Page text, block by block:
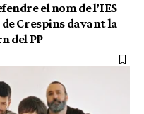
el nom de l’IES
Crespins davant la
del PP